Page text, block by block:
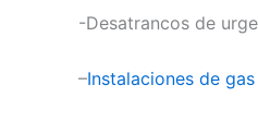
-Desatrancos de
–Instalaciones de gas